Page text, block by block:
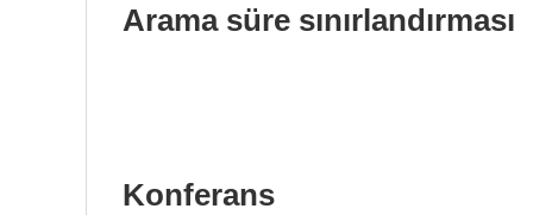
Arama süre sınırlandırması
Konferans